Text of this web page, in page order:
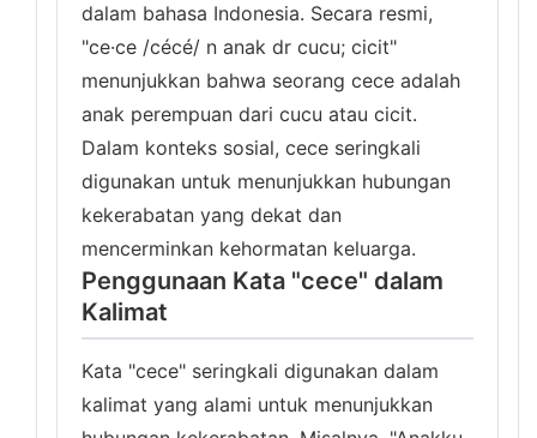
dalam bahasa Indonesia. Secara resmi,
"ce·ce /cécé/ n anak dr cucu; cicit"
menunjukkan bahwa seorang cece adalah
anak perempuan dari cucu atau cicit.
Dalam konteks sosial, cece seringkali
digunakan untuk menunjukkan hubungan
kekerabatan yang dekat dan
mencerminkan kehormatan keluarga.
Penggunaan Kata "cece" dalam
Kalimat
Kata "cece" seringkali digunakan dalam
kalimat yang alami untuk menunjukkan